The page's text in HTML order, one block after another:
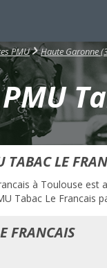
PMU Haute Garonne
PMU
TABAC LE
à Toulouse
Tabac Le Francais
FRANCAIS